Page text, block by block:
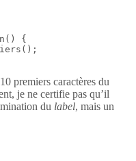
{
premiers caractères du
je ne certifie pas qu’il
du label, mais un